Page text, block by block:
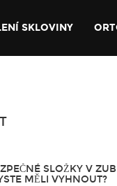
SKLOVINY
SLOŽKY V
MĚLI VYHNOUT?